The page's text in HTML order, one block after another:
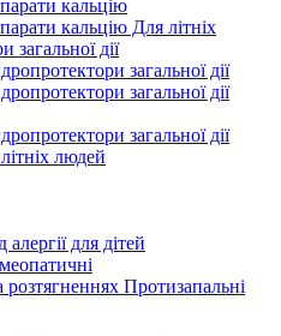
кальцію
кальцію Для літніх
дії
загальної дії
загальної дії
загальної дії
людей
алергії для дітей
Протизапальні